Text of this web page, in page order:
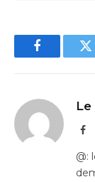
Facebook
@: